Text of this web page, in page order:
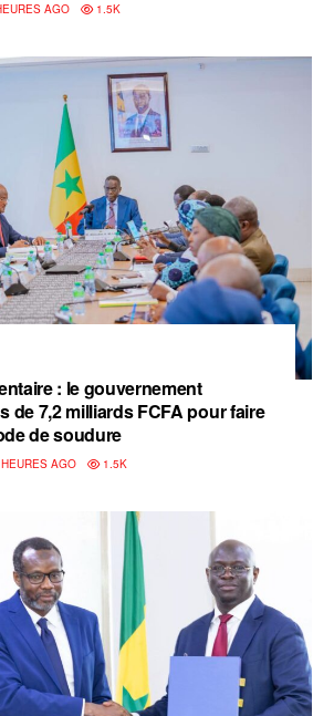
AGO 1.5K
: le gouvernement
de 7,2 milliards FCFA pour faire
de soudure
AGO 1.5K